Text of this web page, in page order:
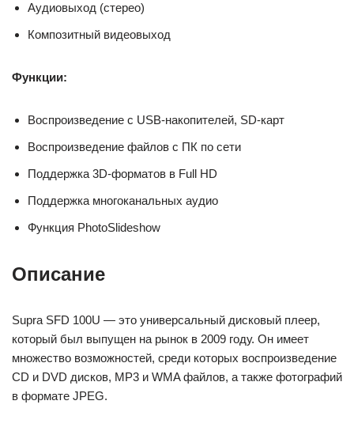
Аудиовыход (стерео)
Композитный видеовыход
Функции:
Воспроизведение с USB-накопителей, SD-карт
Воспроизведение файлов с ПК по сети
Поддержка 3D-форматов в Full HD
Поддержка многоканальных аудио
Функция PhotoSlideshow
Описание
Supra SFD 100U — это универсальный дисковый плеер,
который был выпущен на рынок в 2009 году. Он имеет
множество возможностей, среди которых воспроизведение
CD и DVD дисков, MP3 и WMA файлов, а также фотографий
в формате JPEG.